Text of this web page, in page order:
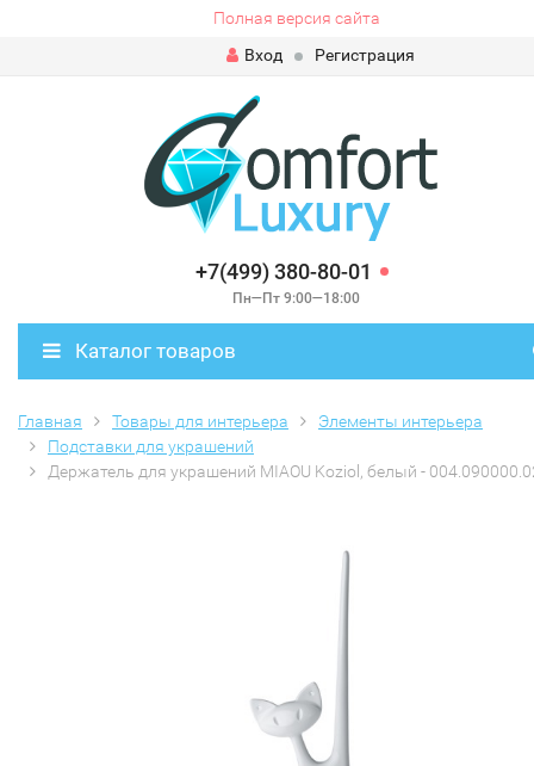
Полная версия сайта
Вход
Регистрация
+7(499) 380-80-01
Пн—Пт 9:00—18:00
Каталог товаров
Главная Товары для интерьера
Элементы интерьера
Подставки для украшений
Держатель для украшений MIAOU Koziol, белый -